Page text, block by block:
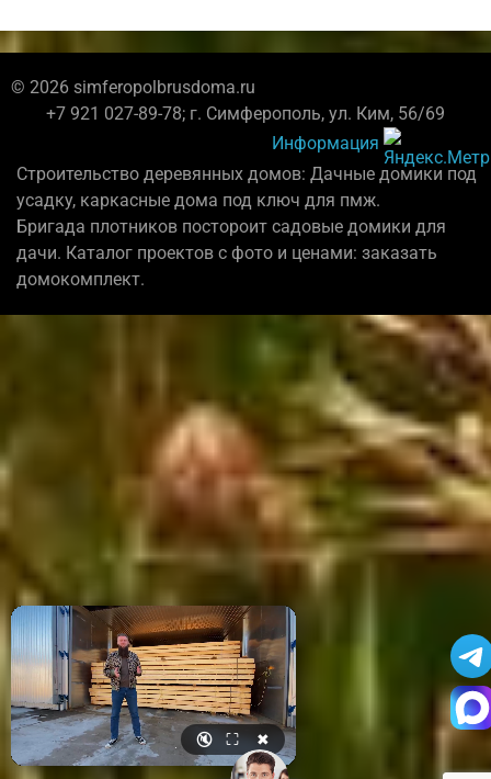
© 2026 simferopolbrusdoma.ru
+7 921 027-89-78; г. Симферополь, ул. Ким, 56/69
Информация
Строительство деревянных домов: Дачные домики под
усадку, каркасные дома под ключ для пмж.
Бригада плотников постороит садовые домики для
дачи. Каталог проектов с фото и ценами: заказать
домокомплект.
🔇 ⛶ ✖